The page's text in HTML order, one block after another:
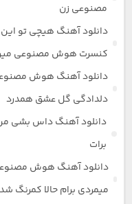
مصنوعی زن
دانلود آهنگ هیچی تو
کنسرت هوش مصنوعی
دانلود آهنگ هوش
دلدادگی گل عشق همدرد
دانلود آهنگ داس بشی
برات
دانلود آهنگ هوش
میمردی برام حالا کمرنگ